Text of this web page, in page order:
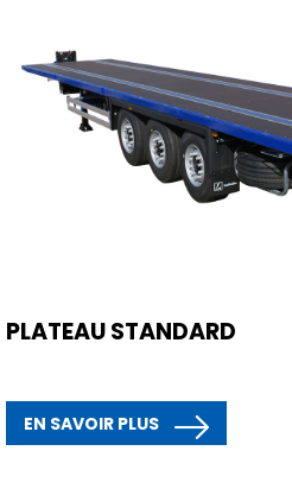
PLATEAU STANDARD
EN SAVOIR PLUS